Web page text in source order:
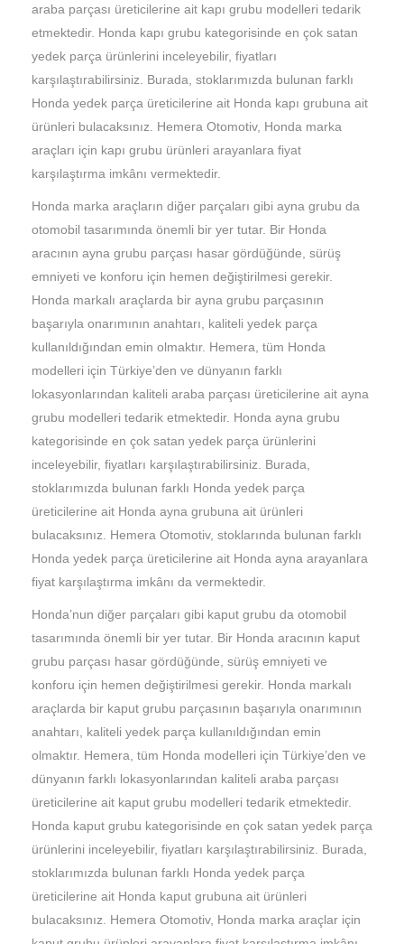
araba parçası üreticilerine ait kapı grubu modelleri tedarik
etmektedir. Honda kapı grubu kategorisinde en çok satan
yedek parça ürünlerini inceleyebilir, fiyatları
karşılaştırabilirsiniz. Burada, stoklarımızda bulunan farklı
Honda yedek parça üreticilerine ait Honda kapı grubuna ait
ürünleri bulacaksınız. Hemera Otomotiv, Honda marka
araçları için kapı grubu ürünleri arayanlara fiyat
karşılaştırma imkânı vermektedir.
Honda marka araçların diğer parçaları gibi ayna grubu da
otomobil tasarımında önemli bir yer tutar. Bir Honda
aracının ayna grubu parçası hasar gördüğünde, sürüş
emniyeti ve konforu için hemen değiştirilmesi gerekir.
Honda markalı araçlarda bir ayna grubu parçasının
başarıyla onarımının anahtarı, kaliteli yedek parça
kullanıldığından emin olmaktır. Hemera, tüm Honda
modelleri için Türkiye’den ve dünyanın farklı
lokasyonlarından kaliteli araba parçası üreticilerine ait ayna
grubu modelleri tedarik etmektedir. Honda ayna grubu
kategorisinde en çok satan yedek parça ürünlerini
inceleyebilir, fiyatları karşılaştırabilirsiniz. Burada,
stoklarımızda bulunan farklı Honda yedek parça
üreticilerine ait Honda ayna grubuna ait ürünleri
bulacaksınız. Hemera Otomotiv, stoklarında bulunan farklı
Honda yedek parça üreticilerine ait Honda ayna arayanlara
fiyat karşılaştırma imkânı da vermektedir.
Honda’nun diğer parçaları gibi kaput grubu da otomobil
tasarımında önemli bir yer tutar. Bir Honda aracının kaput
grubu parçası hasar gördüğünde, sürüş emniyeti ve
konforu için hemen değiştirilmesi gerekir. Honda markalı
araçlarda bir kaput grubu parçasının başarıyla onarımının
anahtarı, kaliteli yedek parça kullanıldığından emin
olmaktır. Hemera, tüm Honda modelleri için Türkiye’den ve
dünyanın farklı lokasyonlarından kaliteli araba parçası
üreticilerine ait kaput grubu modelleri tedarik etmektedir.
Honda kaput grubu kategorisinde en çok satan yedek parça
ürünlerini inceleyebilir, fiyatları karşılaştırabilirsiniz. Burada,
stoklarımızda bulunan farklı Honda yedek parça
üreticilerine ait Honda kaput grubuna ait ürünleri
bulacaksınız. Hemera Otomotiv, Honda marka araçlar için